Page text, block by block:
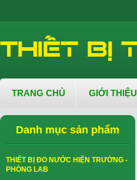
TRANG CHỦ GIỚI THIỆU
Danh mục sản phẩm
THIẾT BỊ ĐO NƯỚC HIỆN TRƯỜNG -
PHÒNG LAB